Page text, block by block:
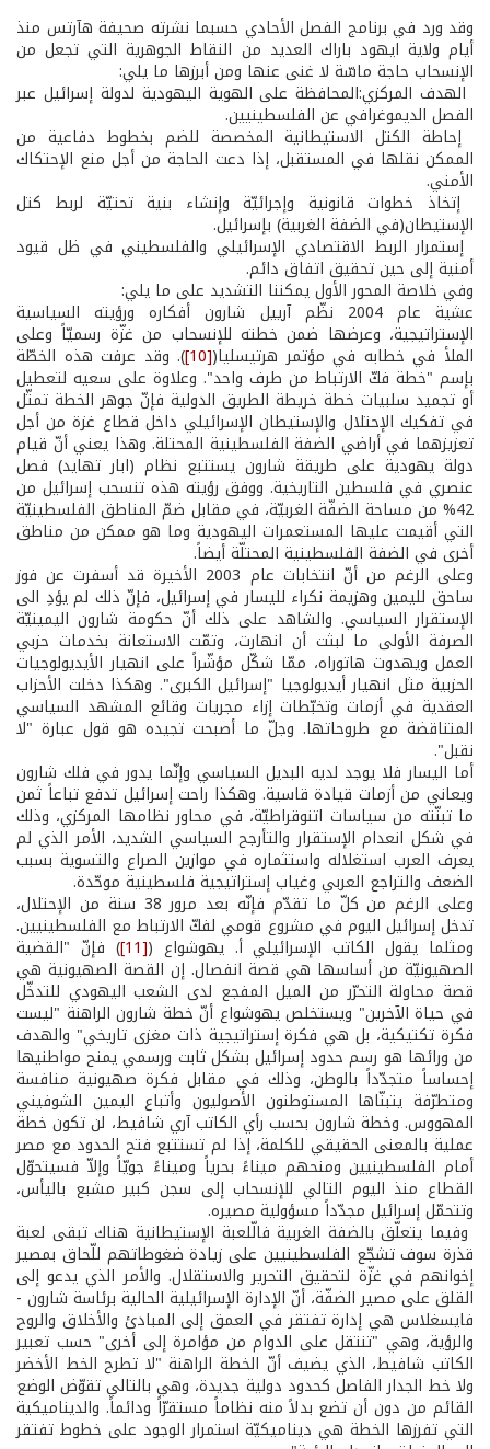
وقد ورد في برنامج الفصل الأحادي حسبما نشرته صحيفة هآرتس منذ
أيام ولاية ايهود باراك العديد من النقاط الجوهرية التي تجعل من
الإنسحاب حاجة ماسّة لا غنى عنها ومن أبرزها ما يلي:
­ الهدف المركزي:المحافظة على الهوية اليهودية لدولة إسرائيل عبر
الفصل الديموغرافي عن الفلسطينيين.
­ إحاطة الكتل الاستيطانية المخصصة للضم بخطوط دفاعية من
الممكن نقلها في المستقبل، إذا دعت الحاجة من أجل منع الإحتكاك
الأمني.
­ إتخاذ خطوات قانونية وإجرائيّة وإنشاء بنية تحتيّة لربط كتل
الإستيطان(في الضفة الغربية) بإسرائيل.
­ إستمرار الربط الاقتصادي الإسرائيلي والفلسطيني في ظل قيود
أمنية إلى حين تحقيق اتفاق دائم.
وفي خلاصة المحور الأول يمكننا التشديد على ما يلي:
عشية عام 2004 نظّم آرييل شارون أفكاره ورؤيته السياسية
الإستراتيجية، وعرضها ضمن خطته للإنسحاب من غزّة رسميّاً وعلى
الملأ في خطابه في مؤتمر هرتيسليا([10] ). وقد عرفت هذه الخطّة
بإسم "خطة فكّ الارتباط من طرف واحد". وعلاوة على سعيه لتعطيل
أو تجميد سلبيات خطة خريطة الطريق الدولية فإنّ جوهر الخطة تمثّل
في تفكيك الإحتلال والإستيطان الإسرائيلي داخل قطاع غزة من أجل
تعزيزهما في أراضي الضفة الفلسطينية المحتلة. وهذا يعني أنّ قيام
دولة يهودية على طريقة شارون يستتبع نظام (ابار تهايد) فصل
عنصري في فلسطين التاريخية. ووفق رؤيته هذه تنسحب إسرائيل من
42% من مساحة الضفّة الغربيّة، في مقابل ضمّ المناطق الفلسطينيّة
التي أقيمت عليها المستعمرات اليهودية وما هو ممكن من مناطق
أخرى في الضفة الفلسطينية المحتلّة أيضاً.
وعلى الرغم من أنّ انتخابات عام 2003 الأخيرة قد أسفرت عن فوز
ساحق لليمين وهزيمة نكراء لليسار في إسرائيل، فإنّ ذلك لم يؤدِ الى
الإستقرار السياسي. والشاهد على ذلك أنّ حكومة شارون اليمينيّة
الصرفة الأولى ما لبثت أن انهارت، وتمّت الاستعانة بخدمات حزبي
العمل ويهدوت هاتوراه، ممّا شكّل مؤشّراً على انهيار الأيديولوجيات
الحزبية مثل انهيار أيديولوجيا "إسرائيل الكبرى". وهكذا دخلت الأحزاب
العقدية في أزمات وتخبّطات إزاء مجريات وقائع المشهد السياسي
المتناقضة مع طروحاتها. وجلّ ما أصبحت تجيده هو قول عبارة "لا
نقبل".
أما اليسار فلا يوجد لديه البديل السياسي وإنّما يدور في فلك شارون
ويعاني من أزمات قيادة قاسية. وهكذا راحت إسرائيل تدفع تباعاً ثمن
ما تبنّته من سياسات اتنوقراطيّة، في محاور نظامها المركزي، وذلك
في شكل انعدام الإستقرار والتأرجح السياسي الشديد، الأمر الذي لم
يعرف العرب استغلاله واستثماره في موازين الصراع والتسوية بسبب
الضعف والتراجع العربي وغياب إستراتيجية فلسطينية موحّدة.
وعلى الرغم من كلّ ما تقدّم فإنّه بعد مرور 38 سنة من الإحتلال،
تدخل إسرائيل اليوم في مشروع قومي لفكّ الارتباط مع الفلسطينيين.
ومثلما يقول الكاتب الإسرائيلي أ. يهوشواع ([11] ) فإنّ "القضية
الصهيونيّة من أساسها هي قصة انفصال. إن القصة الصهيونية هي
قصة محاولة التحرّر من الميل المفجع لدى الشعب اليهودي للتدخّل
في حياة الآخرين" ويستخلص يهوشواع أنّ خطة شارون الراهنة "ليست
فكرة تكتيكية، بل هي فكرة إستراتيجية ذات مغزى تاريخي" والهدف
من ورائها هو رسم حدود إسرائيل بشكل ثابت ورسمي يمنح مواطنيها
إحساساً متجدّداً بالوطن، وذلك في مقابل فكرة صهيونية منافسة
ومتطرّفة يتبنّاها المستوطنون الأصوليون وأتباع اليمين الشوفيني
المهووس. وخطة شارون بحسب رأي الكاتب آري شافيط، لن تكون خطة
عملية بالمعنى الحقيقي للكلمة، إذا لم تستتبع فتح الحدود مع مصر
أمام الفلسطينيين ومنحهم ميناءً بحرياً وميناءً جويّاً وإلاّ فسيتحوّل
القطاع منذ اليوم التالي للإنسحاب إلى سجن كبير مشبع باليأس،
وتتحمّل إسرائيل مجدّداً مسؤولية مصيره.
وفيما يتعلّق بالضفة الغربية فالّلعبة الإستيطانية هناك تبقى لعبة
قذرة سوف تشجّع الفلسطينيين على زيادة ضغوطاتهم للّحاق بمصير
إخوانهم في غزّة لتحقيق التحرير والاستقلال. والأمر الذي يدعو إلى
القلق على مصير الضفّة، أنّ الإدارة الإسرائيلية الحالية برئاسة شارون ­
فايسغلاس هي إدارة تفتقر في العمق إلى المبادئ والأخلاق والروح
والرؤية، وهي "تنتقل على الدوام من مؤامرة إلى أخرى" حسب تعبير
الكاتب شافيط، الذي يضيف أنّ الخطة الراهنة "لا تطرح الخط الأخضر
ولا خط الجدار الفاصل كحدود دولية جديدة، وهي بالتالي تقوّض الوضع
القائم من دون أن تضع بدلاً منه نظاماً مستقرّاً ودائماً. والديناميكية
التي تفرزها الخطة هي ديناميكيّة استمرار الوجود على خطوط تفتقر